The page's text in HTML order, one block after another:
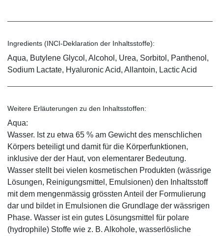
Ingredients (INCI-Deklaration der Inhaltsstoffe):
Aqua, Butylene Glycol, Alcohol, Urea, Sorbitol, Panthenol,
Sodium Lactate, Hyaluronic Acid, Allantoin, Lactic Acid
Weitere Erläuterungen zu den Inhaltsstoffen:
Aqua:
Wasser. Ist zu etwa 65 % am Gewicht des menschlichen
Körpers beteiligt und damit für die Körperfunktionen,
inklusive der der Haut, von elementarer Bedeutung.
Wasser stellt bei vielen kosmetischen Produkten (wässrige
Lösungen, Reinigungsmittel, Emulsionen) den Inhaltsstoff
mit dem mengenmässig grössten Anteil der Formulierung
dar und bildet in Emulsionen die Grundlage der wässrigen
Phase. Wasser ist ein gutes Lösungsmittel für polare
(hydrophile) Stoffe wie z. B. Alkohole, wasserlösliche